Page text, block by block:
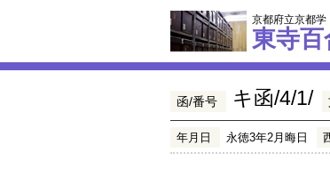
京都府立京都学
東寺
函/番号 キ函/4/1/
年月日 永徳3年2月晦日